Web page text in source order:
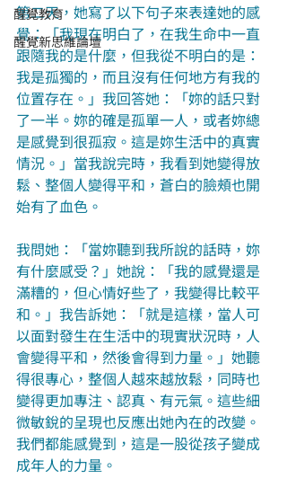
醒覺教育
醒覺新思維論壇
第二天，她寫了以下句子來表達她的感
覺：「我現在明白了，在我生命中一直
跟隨我的是什麼，但我從不明白的是：
我是孤獨的，而且沒有任何地方有我的
位置存在。」我回答她：「妳的話只對
了一半。妳的確是孤單一人，或者妳總
是感覺到很孤寂。這是妳生活中的真實
情況。」當我說完時，我看到她變得放
鬆、整個人變得平和，蒼白的臉頰也開
始有了血色。
我問她：「當妳聽到我所說的話時，妳
有什麼感受？」她說：「我的感覺還是
滿糟的，但心情好些了，我變得比較平
和。」我告訴她：「就是這樣，當人可
以面對發生在生活中的現實狀況時，人
會變得平和，然後會得到力量。」她聽
得很專心，整個人越來越放鬆，同時也
變得更加專注、認真、有元氣。這些細
微敏銳的呈現也反應出她內在的改變。
我們都能感覺到，這是一股從孩子變成
成年人的力量。